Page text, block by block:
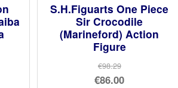
S.H.Figuarts One Piece
Sir Crocodile
(Marineford) Action
Figure
€98.29
Le
€86.00